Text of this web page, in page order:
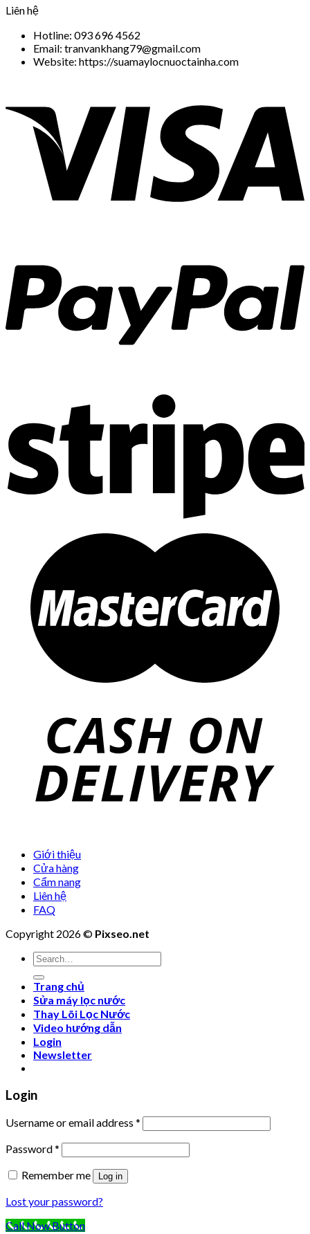
Liên hệ
Hotline: 093 696 4562
Email: tranvankhang79@gmail.com
Website: https://suamaylocnuoctainha.com
Giới thiệu
Cửa hàng
Cẩm nang
Liên hệ
FAQ
Copyright 2026 © Pixseo.net
Search
for:
Trang chủ
Sửa máy lọc nước
Thay Lõi Lọc Nước
Video hướng dẫn
Login
Newsletter
Login
Username or email address *
Password*
Remember me
Log in
Lost your password?
Call Now Button